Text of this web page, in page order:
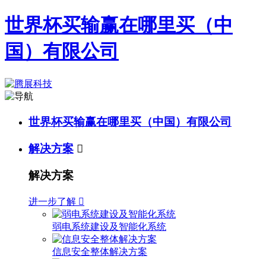
世界杯买输赢在哪里买（中
国）有限公司
世界杯买输赢在哪里买（中国）有限公司
解决方案 
解决方案
进一步了解 
弱电系统建设及智能化系统
信息安全整体解决方案